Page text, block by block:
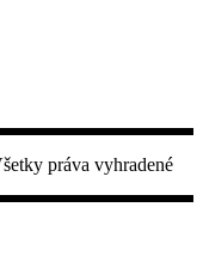
práva vyhradené